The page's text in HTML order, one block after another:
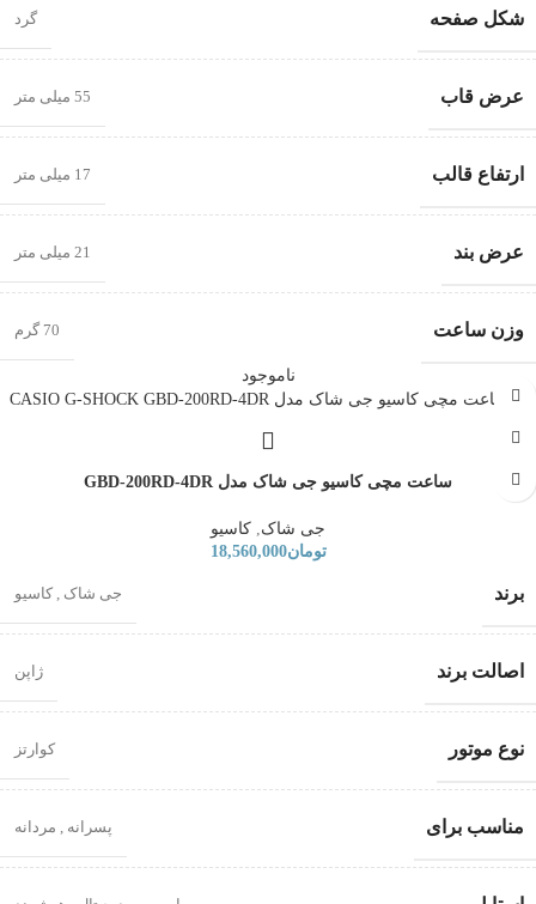
شکل صفحه گرد
عرض قاب 55 میلی متر
ارتفاع قالب 17 میلی متر
عرض بند 21 میلی متر
وزن ساعت 70 گرم
ناموجود
ساعت مچی کاسیو جی شاک مدل GBD-200RD-4DR
جی شاک, کاسیو
تومان18,560,000
برند جی شاک , کاسیو
اصالت برند ژاپن
نوع موتور کوارتز
مناسب برای پسرانه , مردانه